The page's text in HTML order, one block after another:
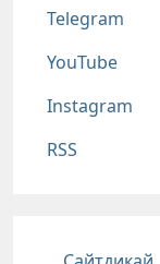
Telegram
YouTube
Instagram
RSS
Подвал